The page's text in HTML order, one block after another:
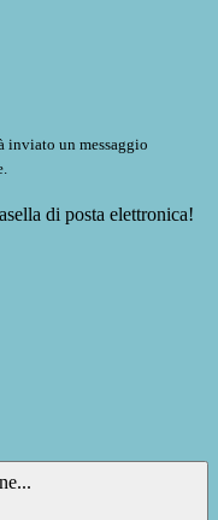
inviato un messaggio
di posta elettronica!